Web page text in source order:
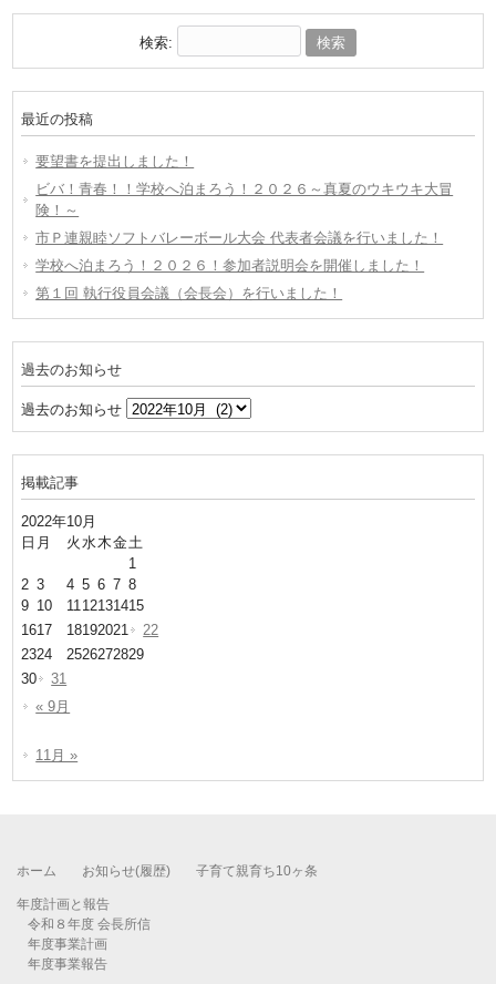
検索:
最近の投稿
要望書を提出しました！
ビバ！青春！！学校へ泊まろう！２０２６～真夏のウキウキ大冒
険！～
市Ｐ連親睦ソフトバレーボール大会 代表者会議を行いました！
学校へ泊まろう！２０２６！参加者説明会を開催しました！
第１回 執行役員会議（会長会）を行いました！
過去のお知らせ
過去のお知らせ
掲載記事
2022年10月
日 月 火 水木金土
1
2 3 4 5 6 7 8
9 10 1112131415
1617 18192021
22
2324 2526272829
30
31
« 9月
11月 »
ホーム お知らせ(履歴) 子育て親育ち10ヶ条
年度計画と報告
令和８年度 会長所信
年度事業計画
年度事業報告